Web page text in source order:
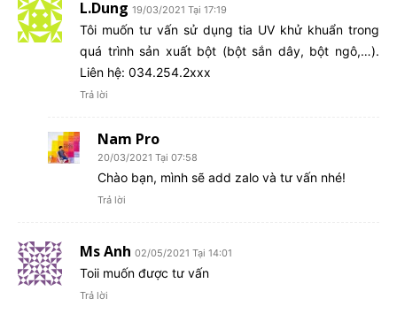
L.Dung 19/03/2021 Tại 17:19
Tôi muốn tư vấn sử dụng tia UV khử khuẩn trong
quá trình sản xuất bột (bột sắn dây, bột ngô,…).
Liên hệ: 034.254.2xxx
Trả lời
Nam Pro
20/03/2021 Tại 07:58
Chào bạn, mình sẽ add zalo và tư vấn nhé!
Trả lời
Ms Anh 02/05/2021 Tại 14:01
Toii muốn được tư vấn
Trả lời